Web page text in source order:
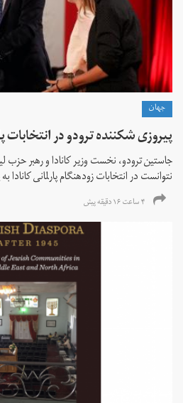
جهان
پیروزی شکننده ترودو در انتخابات
جاستین ترودو، نخست وزیر کانادا و رهبر حزب
نتوانست در انتخابات زود‌هنگام پارلمانی
۴ ساعت ۱۶ دقیقه پیش